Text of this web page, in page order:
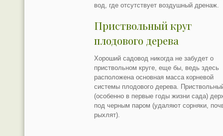
вод, где отсутствует воздушный дренаж.
Приствольный круг
плодового дерева
Хороший садовод никогда не забудет о
приствольном круге, еще бы, ведь здесь
расположена основная масса корневой
системы плодового дерева.
(особенно в первые годы жизни сада)
под черным паром (удаляют сорняки,
рыхлят).